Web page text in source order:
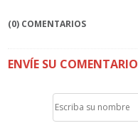
(0) COMENTARIOS
ENVÍE SU COMENTARIO